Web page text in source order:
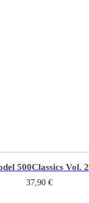
500Classics Vol. 2
37,90 €